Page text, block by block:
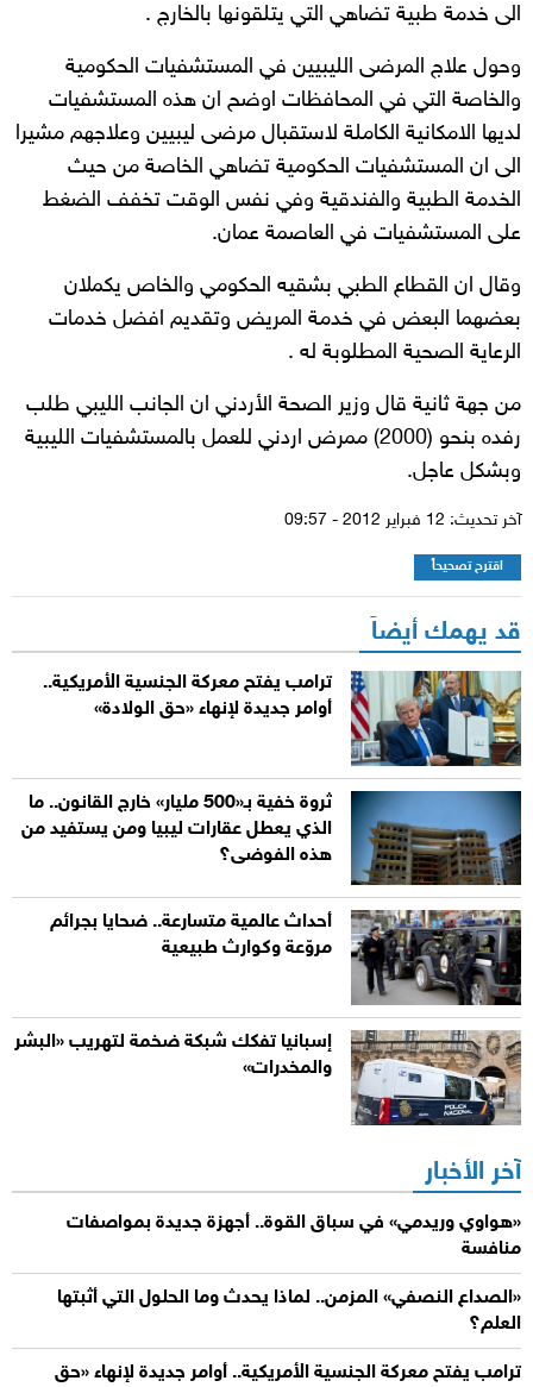
الى خدمة طبية تضاهي التي يتلقونها بالخارج .
وحول علاج المرضى الليبيين في المستشفيات الحكومية
والخاصة التي في المحافظات اوضح ان هذه المستشفيات
لديها الامكانية الكاملة لاستقبال مرضى ليبيين وعلاجهم مشيرا
الى ان المستشفيات الحكومية تضاهي الخاصة من حيث
الخدمة الطبية والفندقية وفي نفس الوقت تخفف الضغط
على المستشفيات في العاصمة عمان.
وقال ان القطاع الطبي بشقيه الحكومي والخاص يكملان
بعضهما البعض في خدمة المريض وتقديم افضل خدمات
الرعاية الصحية المطلوبة له .
من جهة ثانية قال وزير الصحة الأردني ان الجانب الليبي طلب
رفده بنحو (2000) ممرض اردني للعمل بالمستشفيات الليبية
وبشكل عاجل.
آخر تحديث: 12 فبراير 2012 - 09:57
اقترح تصحيحاً
قد يهمك أيضاً
ترامب يفتح معركة الجنسية الأمريكية..
أوامر جديدة لإنهاء «حق الولادة»
ثروة خفية بـ«500 مليار» خارج القانون.. ما
الذي يعطل عقارات ليبيا ومن يستفيد من
هذه الفوضى؟
أحداث عالمية متسارعة.. ضحايا بجرائم
مروّعة وكوارث طبيعية
إسبانيا تفكك شبكة ضخمة لتهريب «البشر
والمخدرات»
آخر الأخبار
«هواوي وريدمي» في سباق القوة.. أجهزة جديدة بمواصفات
منافسة
«الصداع النصفي» المزمن.. لماذا يحدث وما الحلول التي أثبتها
العلم؟
ترامب يفتح معركة الجنسية الأمريكية.. أوامر جديدة لإنهاء «حق